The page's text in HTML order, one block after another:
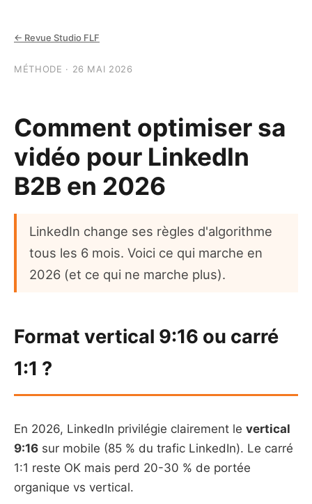
← Revue Studio FLF
MÉTHODE · 26 MAI 2026
Comment optimiser sa
vidéo pour LinkedIn
B2B en 2026
LinkedIn change ses règles d'algorithme
tous les 6 mois. Voici ce qui marche en
2026 (et ce qui ne marche plus).
Format vertical 9:16 ou carré
1:1 ?
En 2026, LinkedIn privilégie clairement le vertical
9:16 sur mobile (85 % du trafic LinkedIn). Le carré
1:1 reste OK mais perd 20-30 % de portée
organique vs vertical.